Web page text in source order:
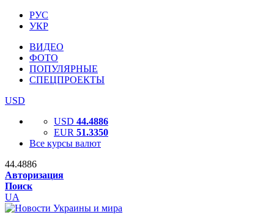
РУС
УКР
ВИДЕО
ФОТО
ПОПУЛЯРНЫЕ
СПЕЦПРОЕКТЫ
USD
USD 44.4886
EUR 51.3350
Все курсы валют
44.4886
Авторизация
Поиск
UA